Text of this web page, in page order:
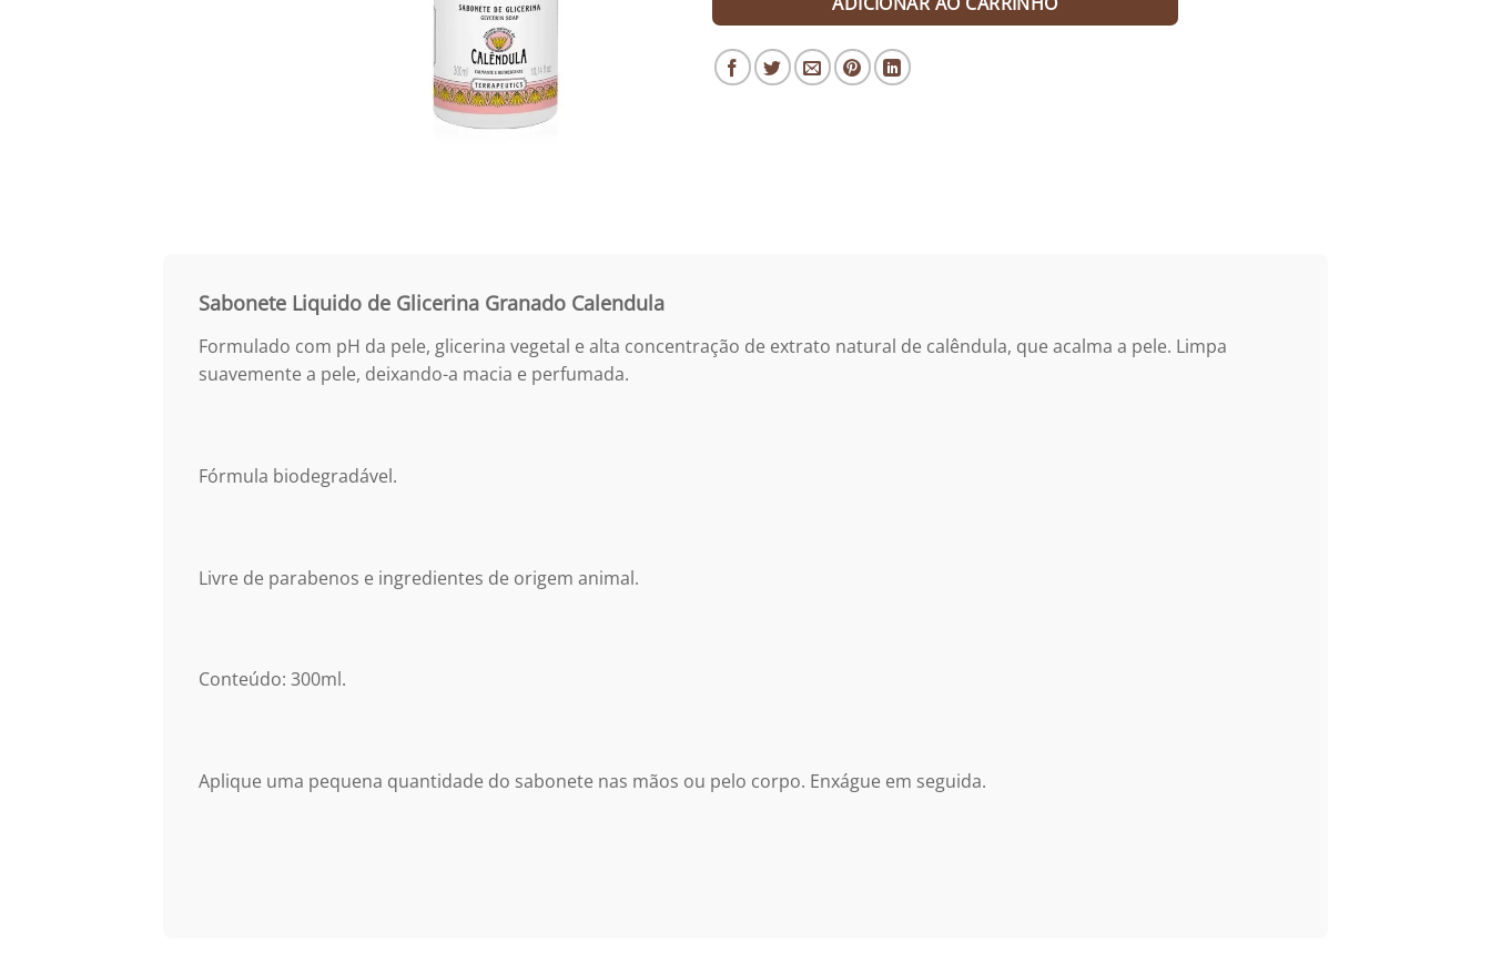
Sabonete Liquido de Glicerina Granado Calendula
Formulado com pH da pele, glicerina vegetal e alta concentração de extrato natural de calêndula, que acalma a pele. Limpa
suavemente a pele, deixando-a macia e perfumada.
Fórmula biodegradável.
Livre de parabenos e ingredientes de origem animal.
Conteúdo: 300ml.
Aplique uma pequena quantidade do sabonete nas mãos ou pelo corpo. Enxágue em seguida.